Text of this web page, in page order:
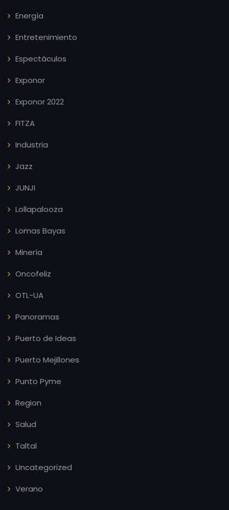
Energía
Entretenimiento
Espectáculos
Exponor
Exponor 2022
FITZA
Industria
Jazz
JUNJI
Lollapalooza
Lomas Bayas
Minería
Oncofeliz
OTL-UA
Panoramas
Puerto de Ideas
Puerto Mejillones
Punto Pyme
Region
Salud
Taltal
Uncategorized
Verano